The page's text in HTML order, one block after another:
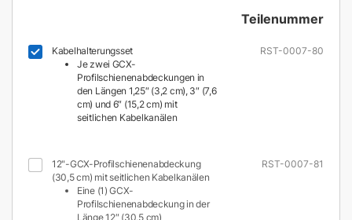
Teilenummer
Kabelhalterungsset
Je zwei GCX-
Profilschienenabdeckungen in
den Längen 1,25″ (3,2 cm), 3″ (7,6
cm) und 6″ (15,2 cm) mit
seitlichen Kabelkanälen
RST-0007-80
12"-GCX-Profilschienenabdeckung
(30,5 cm) mit seitlichen Kabelkanälen
Eine (1) GCX-
Profilschienenabdeckung in der
Länge 12″ (30,5 cm)
RST-0007-81